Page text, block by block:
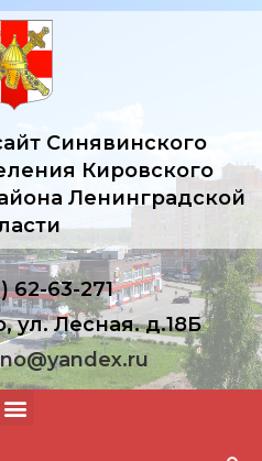
Синявинского
Кировского
Ленинградской
62-63-271
ул. Лесная. д.18Б